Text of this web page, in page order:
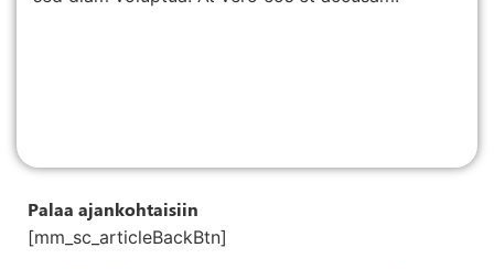
Palaa ajankohtaisiin
[mm_sc_articleBackBtn]